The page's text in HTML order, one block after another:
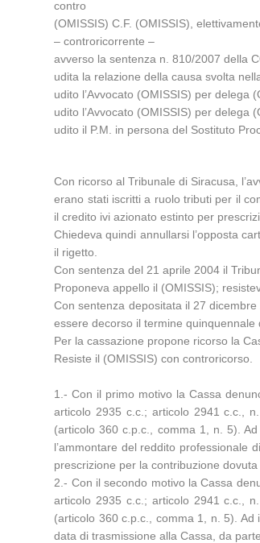
contro
(OMISSIS) C.F. (OMISSIS),
– controricorrente –
avverso la sentenza n. 810/2007 della
udita la relazione della causa svolta
udito l’Avvocato (OMISSIS) per delega
udito l’Avvocato (OMISSIS) per delega
udito il P.M. in persona del Sostituto
Con ricorso al Tribunale di Siracusa,
erano stati iscritti a ruolo tributi per il
il credito ivi azionato estinto per
Chiedeva quindi annullarsi l’opposta
il rigetto.
Con sentenza del 21 aprile 2004 il
Proponeva appello il (OMISSIS);
Con sentenza depositata il 27
essere decorso il termine quinquennale
Per la cassazione propone ricorso la
Resiste il (OMISSIS) con controricorso.
1.- Con il primo motivo la Cassa
articolo 2935 c.c.; articolo 2941 c.c.,
(articolo 360 c.p.c., comma 1, n. 5).
l’ammontare del reddito professionale
prescrizione per la contribuzione
2.- Con il secondo motivo la Cassa
articolo 2935 c.c.; articolo 2941 c.c.,
(articolo 360 c.p.c., comma 1, n. 5). Ad
data di trasmissione alla Cassa, da